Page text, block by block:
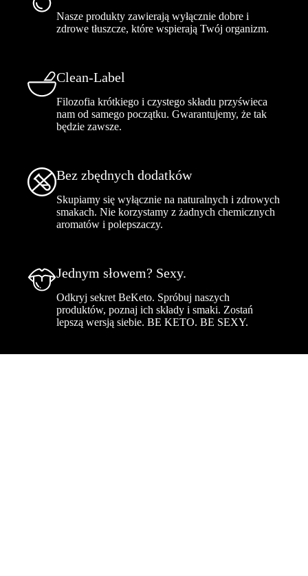
Nasze produkty zawierają wyłącznie dobre i
zdrowe tłuszcze, które wspierają Twój organizm.
Clean-Label
Filozofia krótkiego i czystego składu przyświeca
nam od samego początku. Gwarantujemy, że tak
będzie zawsze.
Bez zbędnych dodatków
Skupiamy się wyłącznie na naturalnych i zdrowych
smakach. Nie korzystamy z żadnych chemicznych
aromatów i polepszaczy.
Jednym słowem? Sexy.
Odkryj sekret BeKeto. Spróbuj naszych
produktów, poznaj ich składy i smaki. Zostań
lepszą wersją siebie. BE KETO. BE SEXY.